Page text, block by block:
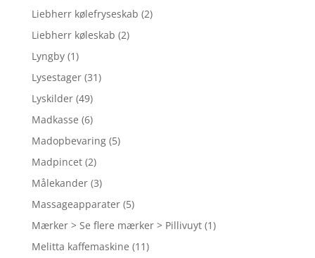
Liebherr kølefryseskab (2)
Liebherr køleskab (2)
Lyngby (1)
Lysestager (31)
Lyskilder (49)
Madkasse (6)
Madopbevaring (5)
Madpincet (2)
Målekander (3)
Massageapparater (5)
Mærker > Se flere mærker > Pillivuyt (1)
Melitta kaffemaskine (11)